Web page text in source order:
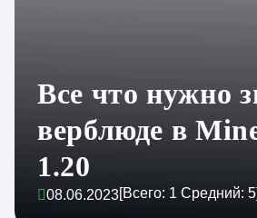
Все что нужно
верблюде в
1.20
08.06.2023[Всего: 1 Средний: 5]